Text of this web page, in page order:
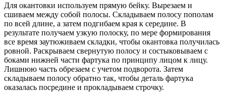
Для окантовки используем прямую бейку. Вырезаем и
сшиваем между собой полосы. Складываем полосу пополам
по всей длине, а затем подгибаем края к середине. В
результате получаем узкую полоску, по мере формирования
все время заутюживаем складки, чтобы окантовка получилась
ровной. Раскрываем свернутую полосу и состыковываем с
боками нижней части фартука по принципу лицом к лицу.
Лишнюю часть обрезаем с учетом подворота. Затем
складываем полосу обратно так, чтобы деталь фартука
оказалась посредине и прокладываем строчку.